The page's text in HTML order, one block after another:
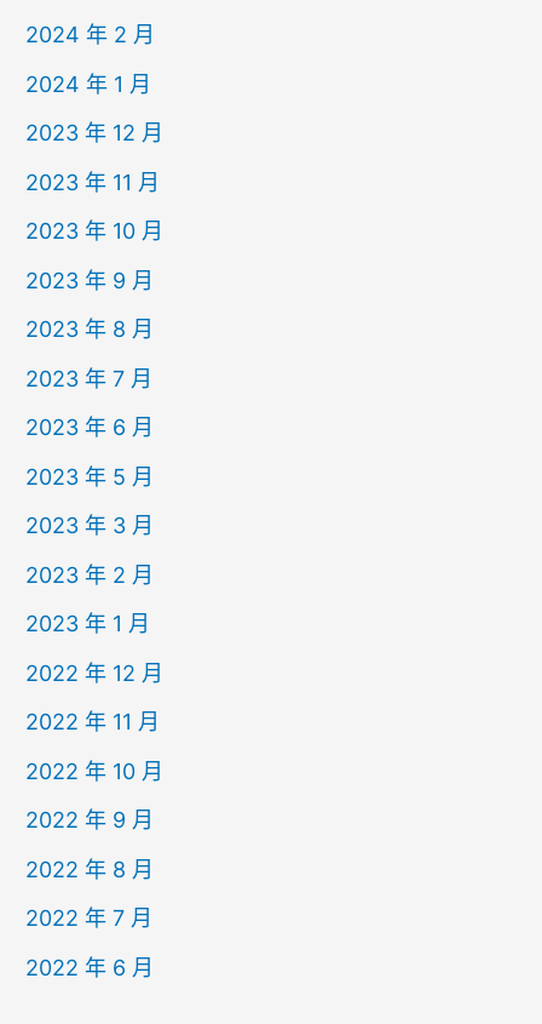
2024 年 2 月
2024 年 1 月
2023 年 12 月
2023 年 11 月
2023 年 10 月
2023 年 9 月
2023 年 8 月
2023 年 7 月
2023 年 6 月
2023 年 5 月
2023 年 3 月
2023 年 2 月
2023 年 1 月
2022 年 12 月
2022 年 11 月
2022 年 10 月
2022 年 9 月
2022 年 8 月
2022 年 7 月
2022 年 6 月